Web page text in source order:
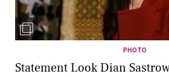
PHOTO
Statement Look Dian